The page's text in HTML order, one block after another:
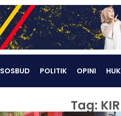
SOSBUD POLITIK OPINI
Tag: